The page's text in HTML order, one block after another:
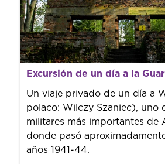
Desde 142 €
por persona.
guías de la ciudad para tener el
Excursión de un día a la
Un viaje privado de un día a
polaco: Wilczy Szaniec), uno
militares más importantes de
donde pasó
años 1941-44.